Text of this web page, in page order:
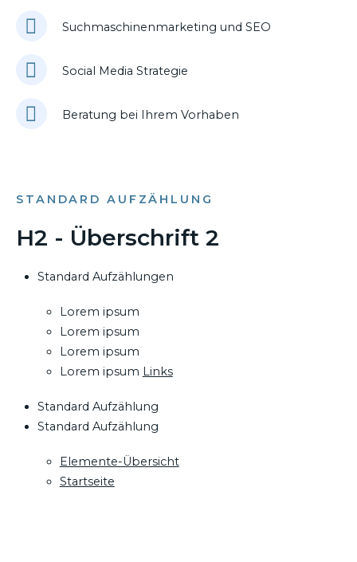
Suchmaschinenmarketing und SEO
Social Media Strategie
Beratung bei Ihrem Vorhaben
STANDARD AUFZÄHLUNG
H2 - Überschrift 2
Standard Aufzählungen
Lorem ipsum
Lorem ipsum
Lorem ipsum
Lorem ipsum Links
Standard Aufzählung
Standard Aufzählung
Elemente-Übersicht
Startseite